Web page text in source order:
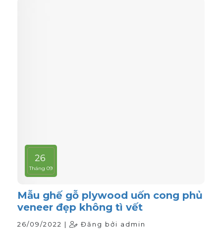
26
Tháng 09
Mẫu ghế gỗ plywood uốn cong phủ
veneer đẹp không tì vết
26/09/2022 | Đăng bởi admin